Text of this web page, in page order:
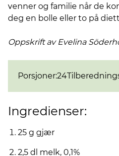
venner og familie når de
deg en bolle eller to på
Oppskrift av Evelina
Porsjoner:24
Ingredienser:
25 g gjær
2,5 dl melk, 0,1%